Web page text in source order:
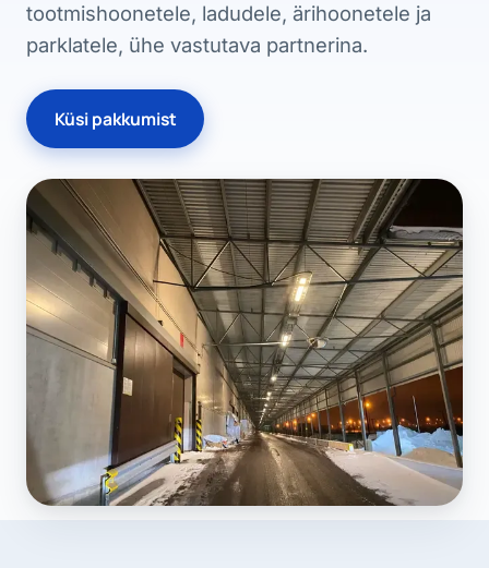
tootmishoonetele, ladudele, ärihoonetele ja
parklatele, ühe vastutava partnerina.
Küsi pakkumist